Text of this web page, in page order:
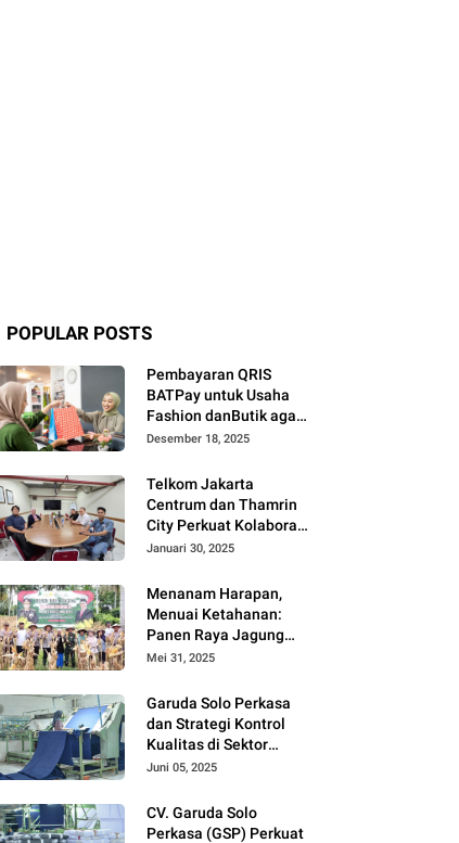
POPULAR POSTS
Pembayaran QRIS
BATPay untuk Usaha
Fashion danButik agar
Transaksi Lebih Cepat
Desember 18, 2025
Telkom Jakarta
Centrum dan Thamrin
City Perkuat Kolaborasi
Kawasan Bisnis dan
Januari 30, 2025
Menanam Harapan,
Menuai Ketahanan:
Panen Raya Jagung
Warnai Sinergi Polres
Moutong
Mei 31, 2025
Garuda Solo Perkasa
dan Strategi Kontrol
Kualitas di Sektor
Tekstil
Juni 05, 2025
CV. Garuda Solo
Perkasa (GSP) Perkuat